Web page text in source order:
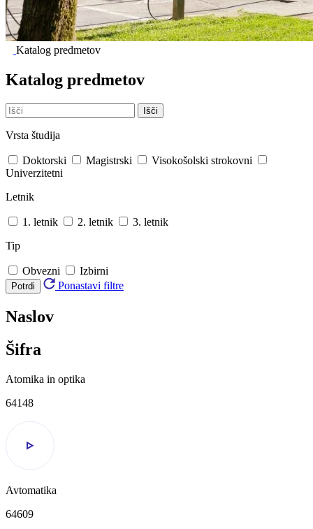
Katalog predmetov
Katalog predmetov
Išči
Vrsta študija
Doktorski Magistrski
Visokošolski strokovni
Univerzitetni
Letnik
1. letnik 2. letnik
3. letnik
Tip
Obvezni Izbirni
Potrdi Ponastavi filtre
Naslov
Šifra
Atomika in optika
64148
Avtomatika
64609